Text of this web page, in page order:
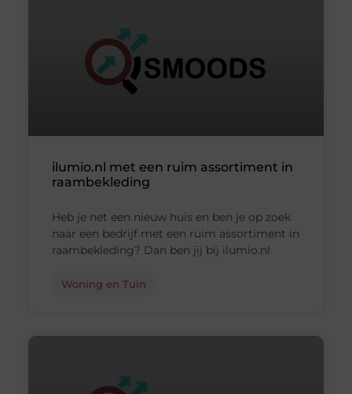
ilumio.nl met een ruim assortiment in
raambekleding
Heb je net een nieuw huis en ben je op zoek
naar een bedrijf met een ruim assortiment in
raambekleding? Dan ben jij bij ilumio.nl
Woning en Tuin